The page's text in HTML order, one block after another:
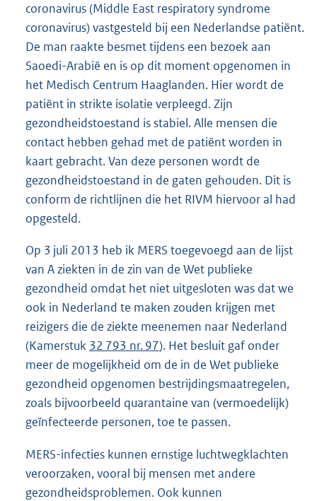
coronavirus (Middle East respiratory syndrome
coronavirus) vastgesteld bij een Nederlandse patiënt.
De man raakte besmet tijdens een bezoek aan
Saoedi-Arabië en is op dit moment opgenomen in
het Medisch Centrum Haaglanden. Hier wordt de
patiënt in strikte isolatie verpleegd. Zijn
gezondheidstoestand is stabiel. Alle mensen die
contact hebben gehad met de patiënt worden in
kaart gebracht. Van deze personen wordt de
gezondheidstoestand in de gaten gehouden. Dit is
conform de richtlijnen die het RIVM hiervoor al had
opgesteld.
Op 3 juli 2013 heb ik MERS toegevoegd aan de lijst
van A ziekten in de zin van de Wet publieke
gezondheid omdat het niet uitgesloten was dat we
ook in Nederland te maken zouden krijgen met
reizigers die de ziekte meenemen naar Nederland
(Kamerstuk 32 793 nr. 97). Het besluit gaf onder
meer de mogelijkheid om de in de Wet publieke
gezondheid opgenomen bestrijdingsmaatregelen,
zoals bijvoorbeeld quarantaine van (vermoedelijk)
geïnfecteerde personen, toe te passen.
MERS-infecties kunnen ernstige luchtwegklachten
veroorzaken, vooral bij mensen met andere
gezondheidsproblemen. Ook kunnen